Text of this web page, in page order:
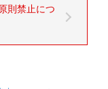
則禁止につ